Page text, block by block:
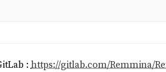
: https://gitlab.com/Remmina/